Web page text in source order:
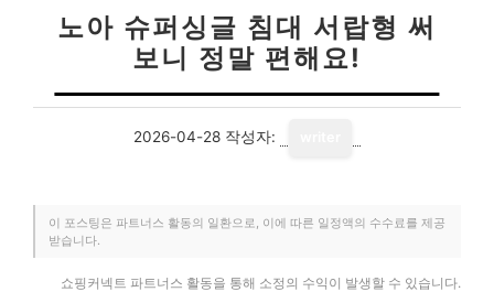
노아 슈퍼싱글 침대 서랍형 써
보니 정말 편해요!
2026-04-28 작성자:
이 포스팅은 파트너스 활동의 일환으로, 이에 따른 일정액의 수수료를 제공
받습니다.
쇼핑커넥트 파트너스 활동을 통해 소정의 수익이 발생할 수 있습니다.